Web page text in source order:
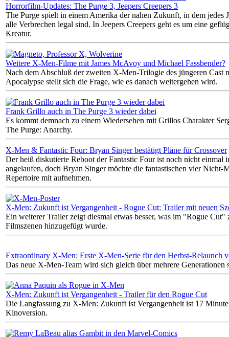
Horrorfilm-Updates: The Purge 3, Jeepers Creepers 3
The Purge spielt in einem Amerika der nahen Zukunft, in dem jedes
alle Verbrechen legal sind. In Jeepers Creepers geht es um eine
Kreatur.
Weitere X-Men-Filme mit James McAvoy und Michael Fassbender?
Nach dem Abschluß der zweiten X-Men-Trilogie des jüngeren Cast
Apocalypse stellt sich die Frage, wie es danach weitergehen wird.
Frank Grillo auch in The Purge 3 wieder dabei
Es kommt demnach zu einem Wiedersehen mit Grillos Charakter
The Purge: Anarchy.
X-Men & Fantastic Four: Bryan Singer bestätigt Pläne für Crossover
Der heiß diskutierte Reboot der Fantastic Four ist noch nicht einmal
angelaufen, doch Bryan Singer möchte die fantastischen vier Nicht-
Repertoire mit aufnehmen.
X-Men: Zukunft ist Vergangenheit - Rogue Cut: Trailer mit neuen
Ein weiterer Trailer zeigt diesmal etwas besser, was im "Rogue Cut"
Filmszenen hinzugefügt wurde.
Extraordinary X-Men: Erste X-Men-Serie für den Herbst-Relaunch
Das neue X-Men-Team wird sich gleich über mehrere Generationen
X-Men: Zukunft ist Vergangenheit - Trailer für den Rogue Cut
Die Langfassung zu X-Men: Zukunft ist Vergangenheit ist 17
Kinoversion.